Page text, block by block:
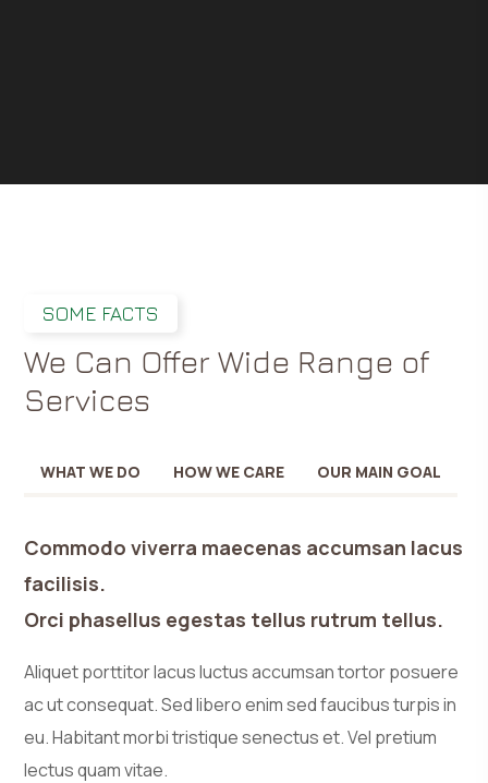
SOME FACTS
We Can Offer Wide Range of
Services
WHAT WE DO HOW WE CARE OUR MAIN GOAL
Commodo viverra maecenas accumsan lacus
facilisis.
Orci phasellus egestas tellus rutrum tellus.
Aliquet porttitor lacus luctus accumsan tortor posuere
ac ut consequat. Sed libero enim sed faucibus turpis in
eu. Habitant morbi tristique senectus et. Vel pretium
lectus quam vitae.